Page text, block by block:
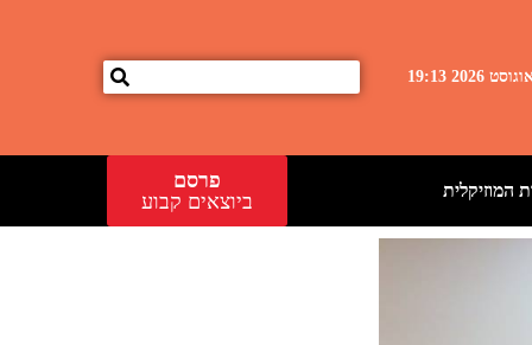
המוזיקלית
פרסם
ביוצאים קבוע